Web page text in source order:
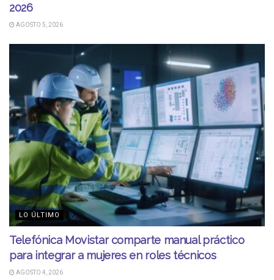
2026
AGOSTO 5, 2026
LO ÚLTIMO
Telefónica Movistar comparte manual práctico
para integrar a mujeres en roles técnicos
AGOSTO 4, 2026